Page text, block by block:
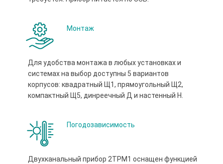
Монтаж
Для удобства монтажа в любых установках и
системах на выбор доступны 5 вариантов
корпусов: квадратный Щ1, прямоугольный Щ2,
компактный Щ5, динреечный Д и настенный Н.
Погодозависимость
Двухканальный прибор 2ТРМ1 оснащен функцией